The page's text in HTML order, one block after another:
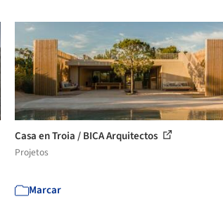
Casa en Troia / BICA Arquitectos
Projetos
Marcar